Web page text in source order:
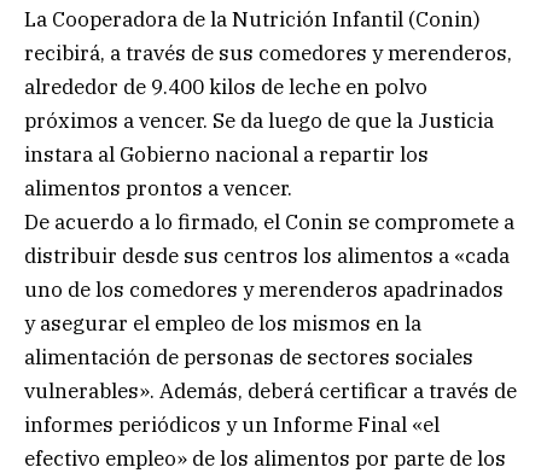
La Cooperadora de la Nutrición Infantil (Conin)
recibirá, a través de sus comedores y merenderos,
alrededor de 9.400 kilos de leche en polvo
próximos a vencer. Se da luego de que la Justicia
instara al Gobierno nacional a repartir los
alimentos prontos a vencer.
De acuerdo a lo firmado, el Conin se compromete a
distribuir desde sus centros los alimentos a «cada
uno de los comedores y merenderos apadrinados
y asegurar el empleo de los mismos en la
alimentación de personas de sectores sociales
vulnerables». Además, deberá certificar a través de
informes periódicos y un Informe Final «el
efectivo empleo» de los alimentos por parte de los